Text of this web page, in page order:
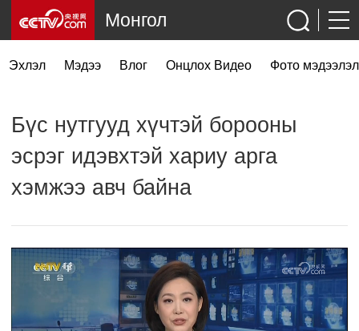
Эхлэл Мэдээ Влог Онцлох Видео Фото мэдээлэл
Монгол
Бүс нутгууд хүчтэй борооны
эсрэг идэвхтэй хариу арга
хэмжээ авч байна